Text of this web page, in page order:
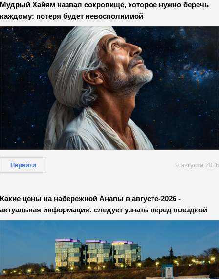
Мудрый Хайям назвал сокровище, которое нужно беречь
каждому: потеря будет невосполнимой
Перейти 9 августа 2026
Какие цены на набережной Анапы в августе-2026 -
актуальная информация: следует узнать перед поездкой